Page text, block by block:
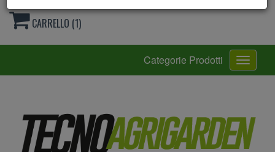
CARRELLO (1)
Categorie Prodotti Toggle